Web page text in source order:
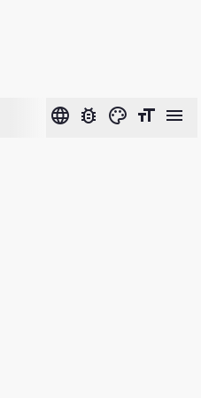
language bug_report color_lens format_size menu